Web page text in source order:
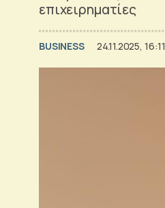
επιχειρηματίες
BUSINESS 24.11.2025, 16:11